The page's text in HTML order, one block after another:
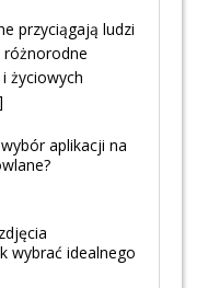
przyciągają ludzi
różnorodne
życiowych
aplikacji na
wybrać idealnego